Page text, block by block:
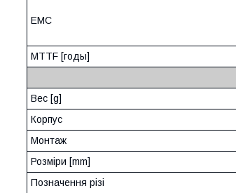
ЕMC
MTTF [годы]
Вес [g]
Корпус
Монтаж
Розміри [mm]
Позначення різі